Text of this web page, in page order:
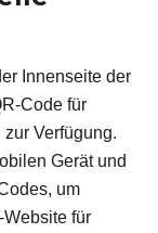
Innenseite der
Code für
Verfügung.
Gerät und
um
für